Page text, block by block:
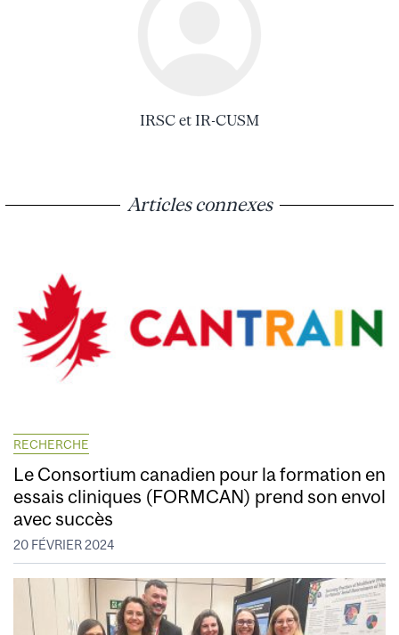
IRSC et IR-CUSM
Articles connexes
RECHERCHE
Le Consortium canadien pour la formation en
essais cliniques (FORMCAN) prend son envol
avec succès
20 FÉVRIER 2024